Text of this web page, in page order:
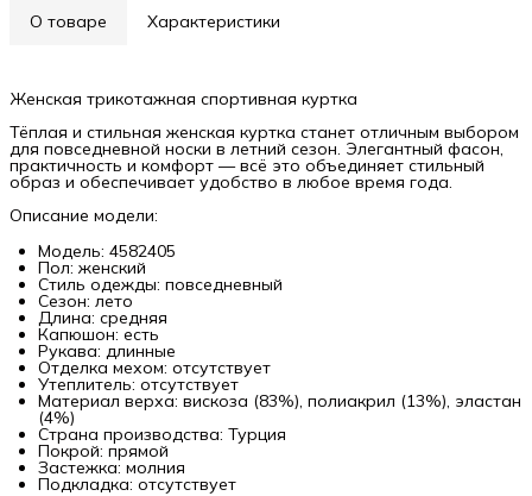
О товаре Характеристики
Женская трикотажная спортивная куртка
Тёплая и стильная женская куртка станет отличным выбором
для повседневной носки в летний сезон. Элегантный фасон,
практичность и комфорт — всё это объединяет стильный
образ и обеспечивает удобство в любое время года.
Описание модели:
Модель: 4582405
Пол: женский
Стиль одежды: повседневный
Сезон: лето
Длина: средняя
Капюшон: есть
Рукава: длинные
Отделка мехом: отсутствует
Утеплитель: отсутствует
Материал верха: вискоза (83%), полиакрил (13%), эластан
(4%)
Страна производства: Турция
Покрой: прямой
Застежка: молния
Подкладка: отсутствует